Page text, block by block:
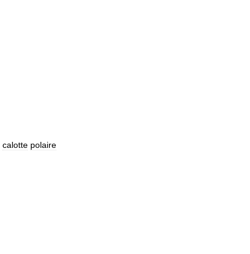
calotte polaire